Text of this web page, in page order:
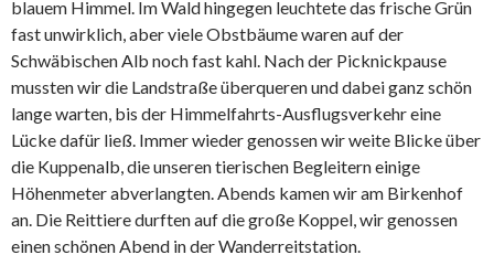
blauem Himmel. Im Wald hingegen leuchtete das frische Grün
fast unwirklich, aber viele Obstbäume waren auf der
Schwäbischen Alb noch fast kahl. Nach der Picknickpause
mussten wir die Landstraße überqueren und dabei ganz schön
lange warten, bis der Himmelfahrts-Ausflugsverkehr eine
Lücke dafür ließ. Immer wieder genossen wir weite Blicke über
die Kuppenalb, die unseren tierischen Begleitern einige
Höhenmeter abverlangten. Abends kamen wir am Birkenhof
an. Die Reittiere durften auf die große Koppel, wir genossen
einen schönen Abend in der Wanderreitstation.